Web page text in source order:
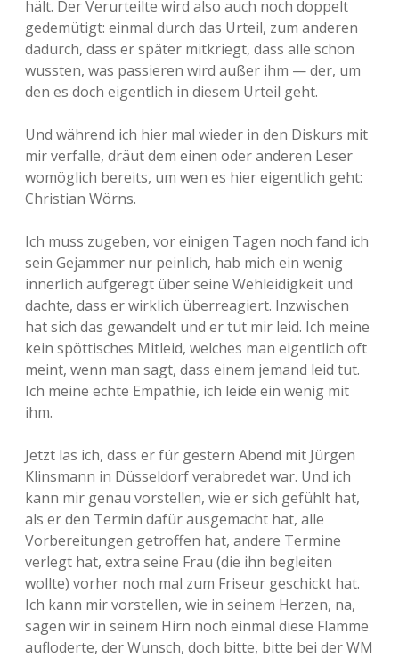
hält. Der Verurteilte wird also auch noch doppelt
gedemütigt: einmal durch das Urteil, zum anderen
dadurch, dass er später mitkriegt, dass alle schon
wussten, was passieren wird außer ihm — der, um
den es doch eigentlich in diesem Urteil geht.
Und während ich hier mal wieder in den Diskurs mit
mir verfalle, dräut dem einen oder anderen Leser
womöglich bereits, um wen es hier eigentlich geht:
Christian Wörns.
Ich muss zugeben, vor einigen Tagen noch fand ich
sein Gejammer nur peinlich, hab mich ein wenig
innerlich aufgeregt über seine Wehleidigkeit und
dachte, dass er wirklich überreagiert. Inzwischen
hat sich das gewandelt und er tut mir leid. Ich meine
kein spöttisches Mitleid, welches man eigentlich oft
meint, wenn man sagt, dass einem jemand leid tut.
Ich meine echte Empathie, ich leide ein wenig mit
ihm.
Jetzt las ich, dass er für gestern Abend mit Jürgen
Klinsmann in Düsseldorf verabredet war. Und ich
kann mir genau vorstellen, wie er sich gefühlt hat,
als er den Termin dafür ausgemacht hat, alle
Vorbereitungen getroffen hat, andere Termine
verlegt hat, extra seine Frau (die ihn begleiten
wollte) vorher noch mal zum Friseur geschickt hat.
Ich kann mir vorstellen, wie in seinem Herzen, na,
sagen wir in seinem Hirn noch einmal diese Flamme
aufloderte, der Wunsch, doch bitte, bitte bei der WM